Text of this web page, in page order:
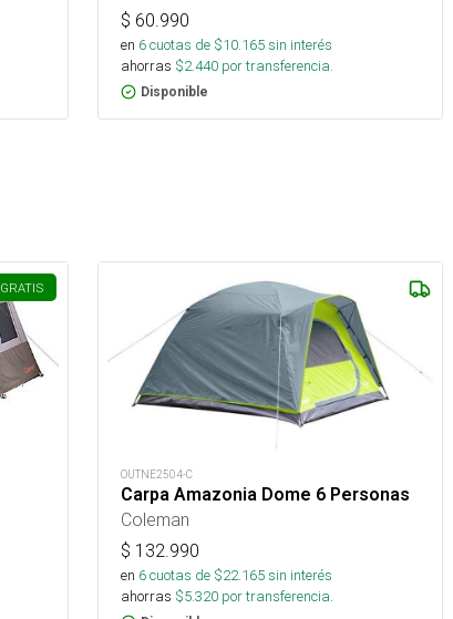
$ 60.990
en 6cuotas de $10.165sin interés
ahorras $2.440 por transferencia.
Disponible
GRATIS
OUTNE2504-C
Carpa Amazonia Dome 6 Personas
Coleman
$ 132.990
en 6cuotas de $22.165sin interés
ahorras $5.320 por transferencia.